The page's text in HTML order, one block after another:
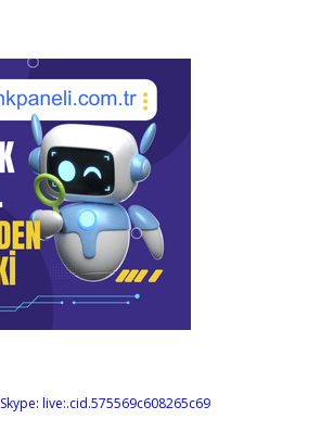
Skype: live:.cid.575569c608265c69